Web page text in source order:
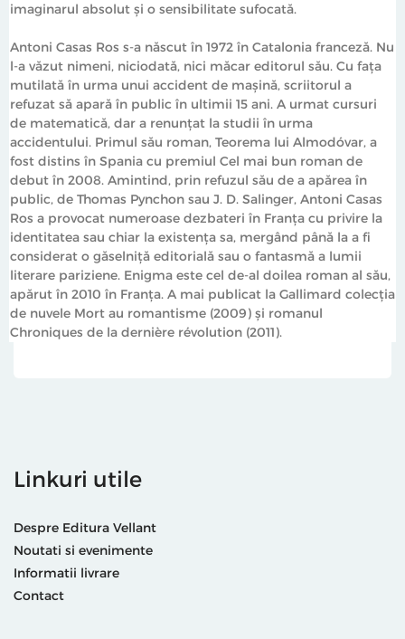
imaginarul absolut şi o sensibilitate sufocată.
Antoni Casas Ros s-a născut în 1972 în Catalonia franceză. Nu
l-a văzut nimeni, niciodată, nici măcar editorul său. Cu faţa
mutilată în urma unui accident de maşină, scriitorul a
refuzat să apară în public în ultimii 15 ani. A urmat cursuri
de matematică, dar a renunţat la studii în urma
accidentului. Primul său roman, Teorema lui Almodóvar, a
fost distins în Spania cu premiul Cel mai bun roman de
debut în 2008. Amintind, prin refuzul său de a apărea în
public, de Thomas Pynchon sau J. D. Salinger, Antoni Casas
Ros a provocat numeroase dezbateri în Franţa cu privire la
identitatea sau chiar la existenţa sa, mergând până la a fi
considerat o găselniţă editorială sau o fantasmă a lumii
literare pariziene. Enigma este cel de-al doilea roman al său,
apărut în 2010 în Franţa. A mai publicat la Gallimard colecţia
de nuvele Mort au romantisme (2009) şi romanul
Chroniques de la dernière révolution (2011).
Linkuri utile
Despre Editura Vellant
Noutati si evenimente
Informatii livrare
Contact